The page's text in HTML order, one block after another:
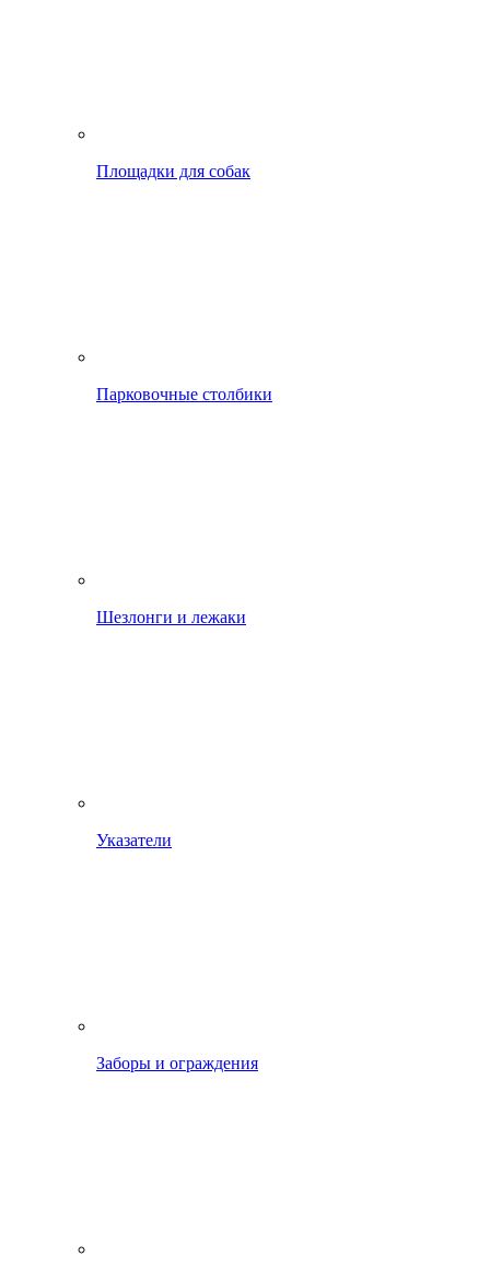
Площадки для собак
Парковочные столбики
Шезлонги и лежаки
Указатели
Заборы и ограждения